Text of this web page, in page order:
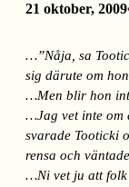
21 oktober, 2009
…”Nåja, sa
sig därute om
…Men blir hon
…Jag vet inte om
svarade Tooticki
rensa och
…Ni vet ju att folk